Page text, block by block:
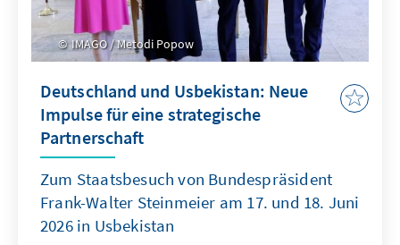
IMAGO / Metodi Popow
Deutschland und Usbekistan: Neue
Impulse für eine strategische
Partnerschaft
Zum Staatsbesuch von Bundespräsident
Frank-Walter Steinmeier am 17. und 18. Juni
2026 in Usbekistan